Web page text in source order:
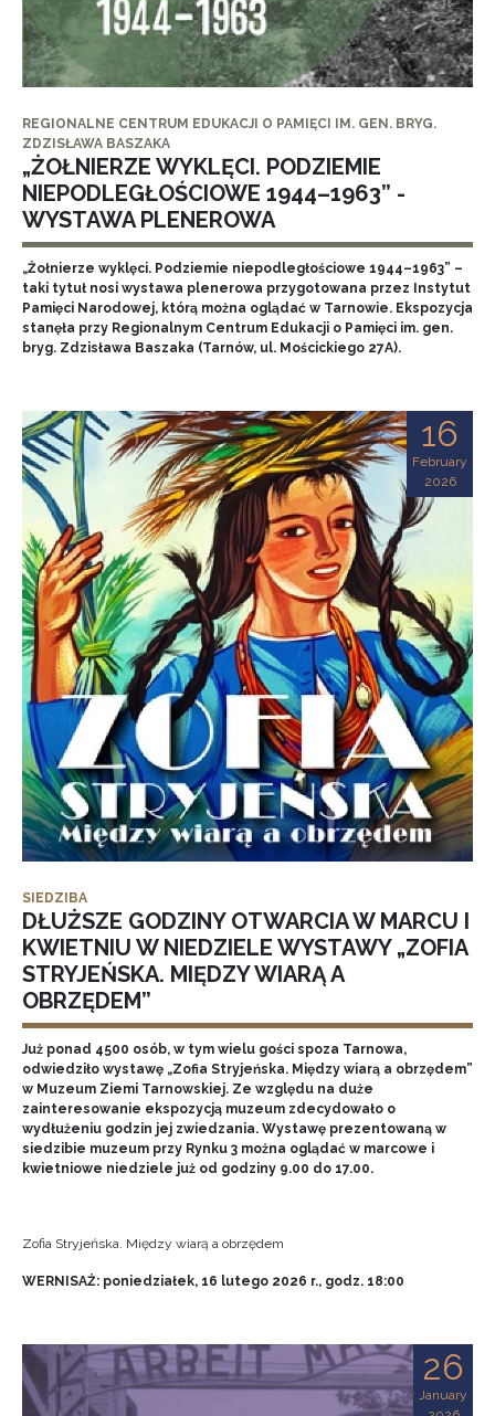
REGIONALNE CENTRUM EDUKACJI O PAMIĘCI IM. GEN. BRYG.
ZDZISŁAWA BASZAKA
„ŻOŁNIERZE WYKLĘCI. PODZIEMIE
NIEPODLEGŁOŚCIOWE 1944–1963” -
WYSTAWA PLENEROWA
„Żołnierze wyklęci. Podziemie niepodległościowe 1944–1963” –
taki tytuł nosi wystawa plenerowa przygotowana przez Instytut
Pamięci Narodowej, którą można oglądać w Tarnowie. Ekspozycja
stanęła przy Regionalnym Centrum Edukacji o Pamięci im. gen.
bryg. Zdzisława Baszaka (Tarnów, ul. Mościckiego 27A).
16
February
2026
SIEDZIBA
DŁUŻSZE GODZINY OTWARCIA W MARCU I
KWIETNIU W NIEDZIELE WYSTAWY „ZOFIA
STRYJEŃSKA. MIĘDZY WIARĄ A
OBRZĘDEM”
Już ponad 4500 osób, w tym wielu gości spoza Tarnowa,
odwiedziło wystawę „Zofia Stryjeńska. Między wiarą a obrzędem”
w Muzeum Ziemi Tarnowskiej. Ze względu na duże
zainteresowanie ekspozycją muzeum zdecydowało o
wydłużeniu godzin jej zwiedzania. Wystawę prezentowaną w
siedzibie muzeum przy Rynku 3 można oglądać w marcowe i
kwietniowe niedziele już od godziny 9.00 do 17.00.
Zofia Stryjeńska. Między wiarą a obrzędem
WERNISAŻ: poniedziałek, 16 lutego 2026 r., godz. 18:00
26
January